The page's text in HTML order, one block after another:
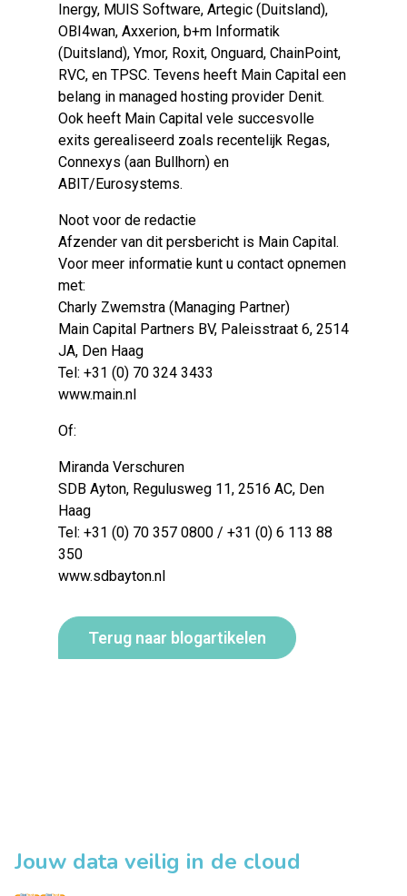
Inergy, MUIS Software, Artegic (Duitsland),
OBI4wan, Axxerion, b+m Informatik
(Duitsland), Ymor, Roxit, Onguard, ChainPoint,
RVC, en TPSC. Tevens heeft Main Capital een
belang in managed hosting provider Denit.
Ook heeft Main Capital vele succesvolle
exits gerealiseerd zoals recentelijk Regas,
Connexys (aan Bullhorn) en
ABIT/Eurosystems.
Noot voor de redactie
Afzender van dit persbericht is Main Capital.
Voor meer informatie kunt u contact opnemen
met:
Charly Zwemstra (Managing Partner)
Main Capital Partners BV, Paleisstraat 6, 2514
JA, Den Haag
Tel: +31 (0) 70 324 3433
www.main.nl
Of:
Miranda Verschuren
SDB Ayton, Regulusweg 11, 2516 AC, Den
Haag
Tel: +31 (0) 70 357 0800 / +31 (0) 6 113 88
350
www.sdbayton.nl
Terug naar blogartikelen
Jouw data veilig in de cloud